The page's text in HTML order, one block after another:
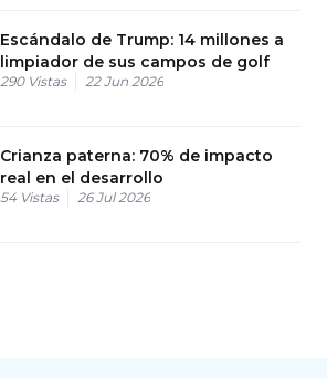
Escándalo de Trump: 14 millones a
limpiador de sus campos de golf
290 Vistas 22 Jun 2026
Crianza paterna: 70% de impacto
real en el desarrollo
54 Vistas 26 Jul 2026